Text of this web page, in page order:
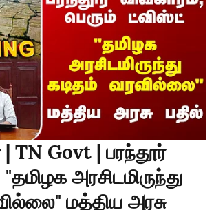
TN Govt | பரந்தூர்
அரசிடமிருந்து
மத்திய அரசு